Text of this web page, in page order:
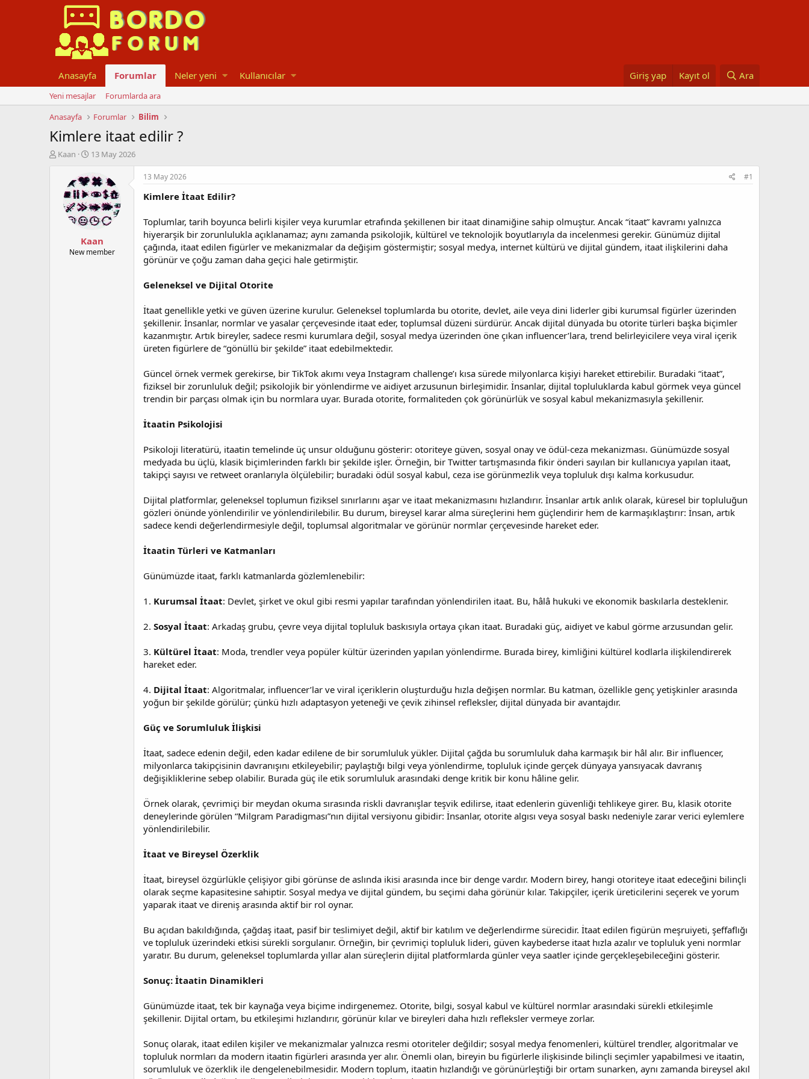
Anasayfa Forumlar Neler yeni Kullanıcılar Giriş yap Kayıt ol Ara
Yeni mesajlar
Forumlarda ara
Anasayfa
Forumlar Bilim
Kimlere itaat edilir ?
K
Kaan
B
ş
l
a
n
g
ı
ç
t
13 May 2026
Kaan
New member
13 May 2026 #1
Kimlere İtaat Edilir?
Toplumlar, tarih boyunca belirli kişiler veya kurumlar etrafında şekillenen bir itaat dinamiğine sahip olmuştur. Ancak “itaat” kavramı yalnızca
hiyerarşik bir zorunlulukla açıklanamaz; aynı zamanda psikolojik, kültürel ve teknolojik boyutlarıyla da incelenmesi gerekir. Günümüz dijital
çağında, itaat edilen figürler ve mekanizmalar da değişim göstermiştir; sosyal medya, internet kültürü ve dijital gündem, itaat ilişkilerini daha
görünür ve çoğu zaman daha geçici hale getirmiştir.
Geleneksel ve Dijital Otorite
İtaat genellikle yetki ve güven üzerine kurulur. Geleneksel toplumlarda bu otorite, devlet, aile veya dini liderler gibi kurumsal figürler üzerinden
şekillenir. İnsanlar, normlar ve yasalar çerçevesinde itaat eder, toplumsal düzeni sürdürür. Ancak dijital dünyada bu otorite türleri başka biçimler
kazanmıştır. Artık bireyler, sadece resmi kurumlara değil, sosyal medya üzerinden öne çıkan influencer’lara, trend belirleyicilere veya viral içerik
üreten figürlere de “gönüllü bir şekilde” itaat edebilmektedir.
Güncel örnek vermek gerekirse, bir TikTok akımı veya Instagram challenge’ı kısa sürede milyonlarca kişiyi hareket ettirebilir. Buradaki “itaat”,
fiziksel bir zorunluluk değil; psikolojik bir yönlendirme ve aidiyet arzusunun birleşimidir. İnsanlar, dijital topluluklarda kabul görmek veya güncel
trendin bir parçası olmak için bu normlara uyar. Burada otorite, formaliteden çok görünürlük ve sosyal kabul mekanizmasıyla şekillenir.
İtaatin Psikolojisi
Psikoloji literatürü, itaatin temelinde üç unsur olduğunu gösterir: otoriteye güven, sosyal onay ve ödül-ceza mekanizması. Günümüzde sosyal
medyada bu üçlü, klasik biçimlerinden farklı bir şekilde işler. Örneğin, bir Twitter tartışmasında fikir önderi sayılan bir kullanıcıya yapılan itaat,
takipçi sayısı ve retweet oranlarıyla ölçülebilir; buradaki ödül sosyal kabul, ceza ise görünmezlik veya topluluk dışı kalma korkusudur.
Dijital platformlar, geleneksel toplumun fiziksel sınırlarını aşar ve itaat mekanizmasını hızlandırır. İnsanlar artık anlık olarak, küresel bir topluluğun
gözleri önünde yönlendirilir ve yönlendirilebilir. Bu durum, bireysel karar alma süreçlerini hem güçlendirir hem de karmaşıklaştırır: İnsan, artık
sadece kendi değerlendirmesiyle değil, toplumsal algoritmalar ve görünür normlar çerçevesinde hareket eder.
İtaatin Türleri ve Katmanları
Günümüzde itaat, farklı katmanlarda gözlemlenebilir:
1. Kurumsal İtaat: Devlet, şirket ve okul gibi resmi yapılar tarafından yönlendirilen itaat. Bu, hâlâ hukuki ve ekonomik baskılarla desteklenir.
2. Sosyal İtaat: Arkadaş grubu, çevre veya dijital topluluk baskısıyla ortaya çıkan itaat. Buradaki güç, aidiyet ve kabul görme arzusundan gelir.
3. Kültürel İtaat: Moda, trendler veya popüler kültür üzerinden yapılan yönlendirme. Burada birey, kimliğini kültürel kodlarla ilişkilendirerek
hareket eder.
4. Dijital İtaat: Algoritmalar, influencer’lar ve viral içeriklerin oluşturduğu hızla değişen normlar. Bu katman, özellikle genç yetişkinler arasında
yoğun bir şekilde görülür; çünkü hızlı adaptasyon yeteneği ve çevik zihinsel refleksler, dijital dünyada bir avantajdır.
Güç ve Sorumluluk İlişkisi
İtaat, sadece edenin değil, eden kadar edilene de bir sorumluluk yükler. Dijital çağda bu sorumluluk daha karmaşık bir hâl alır. Bir influencer,
milyonlarca takipçisinin davranışını etkileyebilir; paylaştığı bilgi veya yönlendirme, topluluk içinde gerçek dünyaya yansıyacak davranış
değişikliklerine sebep olabilir. Burada güç ile etik sorumluluk arasındaki denge kritik bir konu hâline gelir.
Örnek olarak, çevrimiçi bir meydan okuma sırasında riskli davranışlar teşvik edilirse, itaat edenlerin güvenliği tehlikeye girer. Bu, klasik otorite
deneylerinde görülen “Milgram Paradigması”nın dijital versiyonu gibidir: İnsanlar, otorite algısı veya sosyal baskı nedeniyle zarar verici eylemlere
yönlendirilebilir.
İtaat ve Bireysel Özerklik
İtaat, bireysel özgürlükle çelişiyor gibi görünse de aslında ikisi arasında ince bir denge vardır. Modern birey, hangi otoriteye itaat edeceğini bilinçli
olarak seçme kapasitesine sahiptir. Sosyal medya ve dijital gündem, bu seçimi daha görünür kılar. Takipçiler, içerik üreticilerini seçerek ve yorum
yaparak itaat ve direniş arasında aktif bir rol oynar.
Bu açıdan bakıldığında, çağdaş itaat, pasif bir teslimiyet değil, aktif bir katılım ve değerlendirme sürecidir. İtaat edilen figürün meşruiyeti, şeffaflığı
ve topluluk üzerindeki etkisi sürekli sorgulanır. Örneğin, bir çevrimiçi topluluk lideri, güven kaybederse itaat hızla azalır ve topluluk yeni normlar
yaratır. Bu durum, geleneksel toplumlarda yıllar alan süreçlerin dijital platformlarda günler veya saatler içinde gerçekleşebileceğini gösterir.
Sonuç: İtaatin Dinamikleri
Günümüzde itaat, tek bir kaynağa veya biçime indirgenemez. Otorite, bilgi, sosyal kabul ve kültürel normlar arasındaki sürekli etkileşimle
şekillenir. Dijital ortam, bu etkileşimi hızlandırır, görünür kılar ve bireyleri daha hızlı refleksler vermeye zorlar.
Sonuç olarak, itaat edilen kişiler ve mekanizmalar yalnızca resmi otoriteler değildir; sosyal medya fenomenleri, kültürel trendler, algoritmalar ve
topluluk normları da modern itaatin figürleri arasında yer alır. Önemli olan, bireyin bu figürlerle ilişkisinde bilinçli seçimler yapabilmesi ve itaatin,
sorumluluk ve özerklik ile dengelenebilmesidir. Modern toplum, itaatin hızlandığı ve görünürleştiği bir ortam sunarken, aynı zamanda bireysel akıl